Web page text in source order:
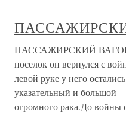
ПАССАЖИРСКИЙ ВАГОН
поселок он вернулся с
левой руке у него
указательный и большой
огромного рака.До войны